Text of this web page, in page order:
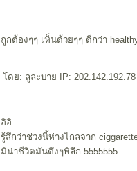
ถูกต้องๆๆ เห็นด้วยๆๆ ดีกว่า
ดย: ลูละบาย IP:
อิอิ
รู้สึกว่าช่วงนี้ห่างไกลจาก
มิน่าชีวิตมันตึงๆพิลึก 5555555